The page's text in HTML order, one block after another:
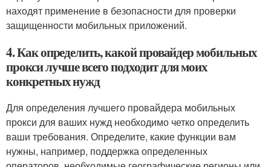
находят применение в безопасности для проверки
защищенности мобильных приложений.
4. Как определить, какой провайдер мобильных
прокси лучше всего подходит для моих
конкретных нужд
Для определения лучшего провайдера мобильных
прокси для ваших нужд необходимо четко определить
ваши требования. Определите, какие функции вам
нужны, например, поддержка определенных